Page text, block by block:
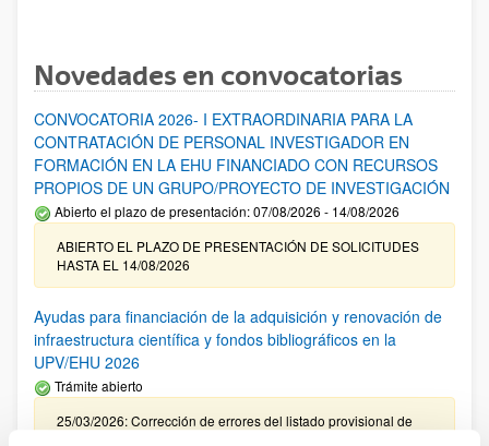
Novedades en convocatorias
CONVOCATORIA 2026- I EXTRAORDINARIA PARA LA
CONTRATACIÓN DE PERSONAL INVESTIGADOR EN
FORMACIÓN EN LA EHU FINANCIADO CON RECURSOS
PROPIOS DE UN GRUPO/PROYECTO DE INVESTIGACIÓN
Abierto el plazo de presentación: 07/08/2026 - 14/08/2026
ABIERTO EL PLAZO DE PRESENTACIÓN DE SOLICITUDES
HASTA EL 14/08/2026
Ayudas para financiación de la adquisición y renovación de
infraestructura científica y fondos bibliográficos en la
UPV/EHU 2026
Trámite abierto
25/03/2026: Corrección de errores del listado provisional de